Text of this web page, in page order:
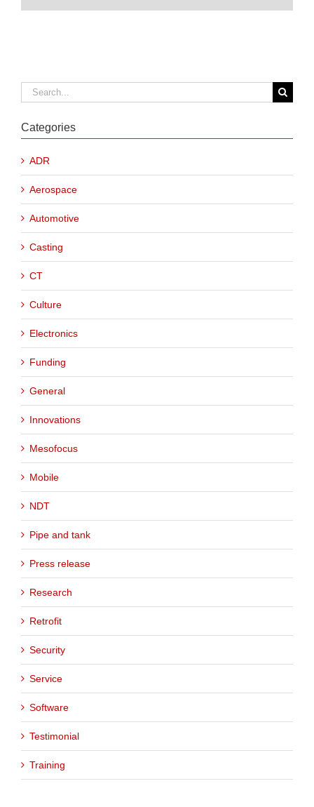
Search
for:
Categories
ADR
Aerospace
Automotive
Casting
CT
Culture
Electronics
Funding
General
Innovations
Mesofocus
Mobile
NDT
Pipe and tank
Press release
Research
Retrofit
Security
Service
Software
Testimonial
Training